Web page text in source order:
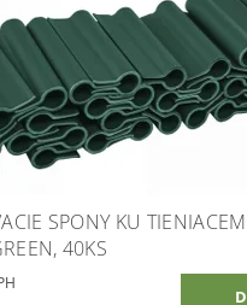
SPONY KU
40KS